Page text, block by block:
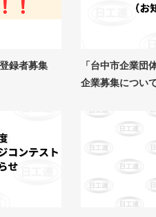
録者募集
「台中市企業団
企業募集につい